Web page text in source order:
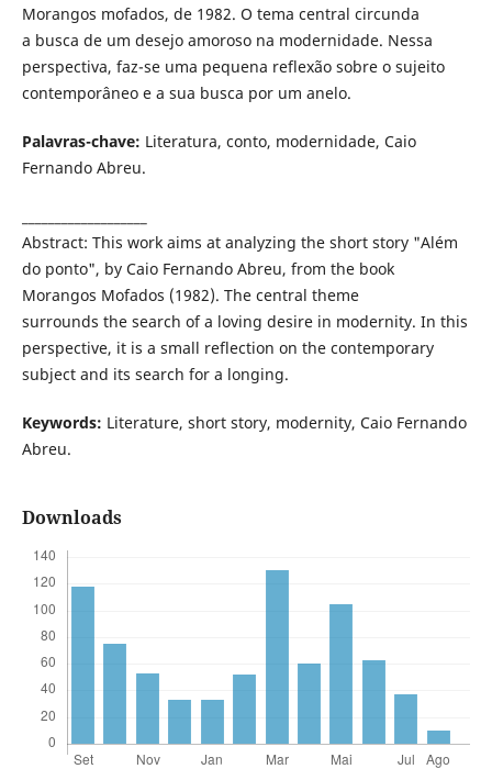
Morangos mofados, de 1982. O tema central circunda
a busca de um desejo amoroso na modernidade. Nessa
perspectiva, faz-se uma pequena reflexão sobre o sujeito
contemporâneo e a sua busca por um anelo.
Palavras-chave: Literatura, conto, modernidade, Caio
Fernando Abreu.
Abstract: This work aims at analyzing the short story "Além
do ponto", by Caio Fernando Abreu, from the book
Morangos Mofados (1982). The central theme
surrounds the search of a loving desire in modernity. In this
perspective, it is a small reflection on the contemporary
subject and its search for a longing.
Keywords: Literature, short story, modernity, Caio Fernando
Abreu.
Downloads